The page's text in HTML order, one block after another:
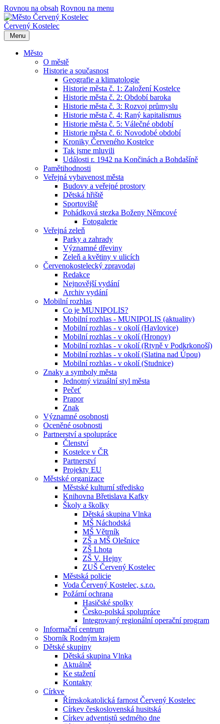
Rovnou na obsah Rovnou na menu
Červený Kostelec
Menu
Město
O městě
Historie a současnost
Geografie a klimatologie
Historie města č. 1: Založení Kostelce
Historie města č. 2: Období baroka
Historie města č. 3: Rozvoj průmyslu
Historie města č. 4: Raný kapitalismus
Historie města č. 5: Válečné období
Historie města č. 6: Novodobé období
Kroniky Červeného Kostelce
Tak jsme mluvili
Události r. 1942 na Končinách a Bohdašíně
Pamětihodnosti
Veřejná vybavenost města
Budovy a veřejné prostory
Dětská hřiště
Sportoviště
Pohádková stezka Boženy Němcové
Fotogalerie
Veřejná zeleň
Parky a zahrady
Významné dřeviny
Zeleň a květiny v ulicích
Červenokostelecký zpravodaj
Redakce
Nejnovější vydání
Archiv vydání
Mobilní rozhlas
Co je MUNIPOLIS?
Mobilní rozhlas - MUNIPOLIS (aktuality)
Mobilní rozhlas - v okolí (Havlovice)
Mobilní rozhlas - v okolí (Hronov)
Mobilní rozhlas - v okolí (Rtyně v Podkrkonoší)
Mobilní rozhlas - v okolí (Slatina nad Úpou)
Mobilní rozhlas - v okolí (Studnice)
Znaky a symboly města
Jednotný vizuální styl města
Pečeť
Prapor
Znak
Významné osobnosti
Oceněné osobnosti
Partnerství a spolupráce
Členství
Kostelce v ČR
Partnerství
Projekty EU
Městské organizace
Městské kulturní středisko
Knihovna Břetislava Kafky
Školy a školky
Dětská skupina Vlnka
MŠ Náchodská
MŠ Větrník
ZŠ a MŠ Olešnice
ZŠ Lhota
ZŠ V. Hejny
ZUŠ Červený Kostelec
Městská policie
Voda Červený Kostelec, s.r.o.
Požární ochrana
Hasičské spolky
Česko-polská spolupráce
Integrovaný regionální operační program
Informační centrum
Sborník Rodným krajem
Dětské skupiny
Dětská skupina Vlnka
Aktuálně
Ke stažení
Kontakty
Církve
Římskokatolická farnost Červený Kostelec
Církev československá husitská
Církev adventistů sedmého dne